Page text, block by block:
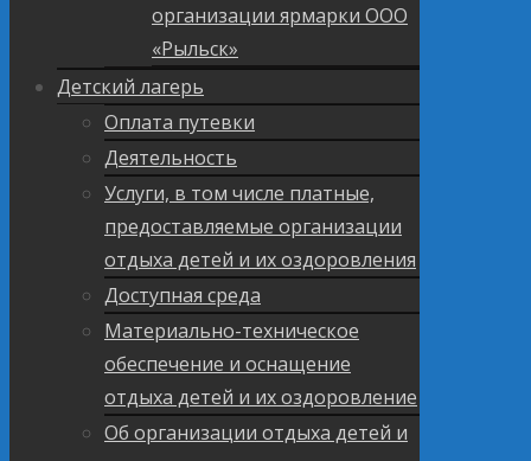
организации ярмарки ООО
«Рыльск»
Детский лагерь
Оплата путевки
Деятельность
Услуги, в том числе платные,
предоставляемые организации
отдыха детей и их оздоровления
Доступная среда
Материально-техническое
обеспечение и оснащение
отдыха детей и их оздоровление
Об организации отдыха детей и